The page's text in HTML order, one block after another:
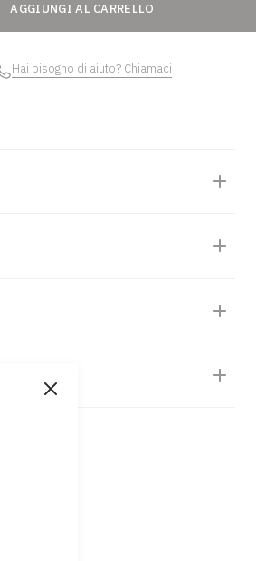
AGGIUNGI AL CARRELLO
Hai bisogno di aiuto? Chiamaci